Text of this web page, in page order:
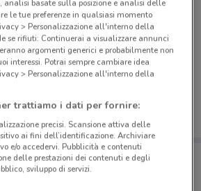
9.4 km
sempre con te!
le migliori offerte dei negozi vicino a te,
creare la tua lista del risparmio, comodamente
analisi basate sulla posizione e analisi delle
le tue preferenze in qualsiasi momento
> Personalizzazione all'interno della
se rifiuti: Continuerai a visualizzare annunci
argomenti generici e probabilmente non
interessi. Potrai sempre cambiare idea
> Personalizzazione all'interno della
trattiamo i dati per fornire:
precisi. Scansione attiva delle
ai fini dell’identificazione. Archiviare
e/o accedervi. Pubblicità e contenuti
delle prestazioni dei contenuti e degli
sviluppo di servizi.